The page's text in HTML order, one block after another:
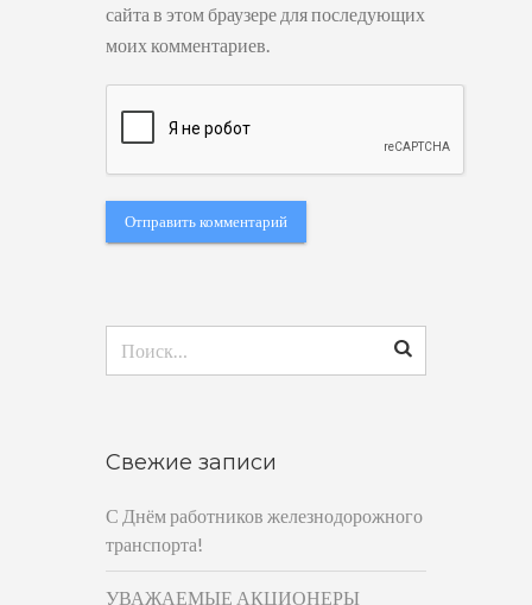
сайта в этом браузере для последующих
моих комментариев.
Свежие записи
С Днём работников железнодорожного
транспорта!
УВАЖАЕМЫЕ АКЦИОНЕРЫ